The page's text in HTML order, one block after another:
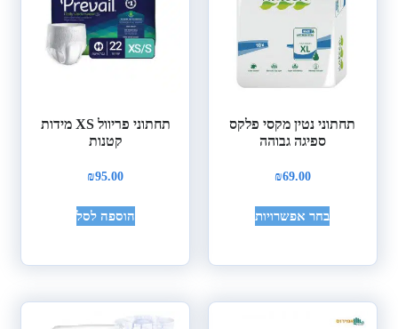
תחתוני נטין מקסי פלקס
ספיגה גבוהה
₪69.00
בחר אפשרויות
תחתוני פריוול XS מידות
קטנות
₪95.00
הוספה לסל